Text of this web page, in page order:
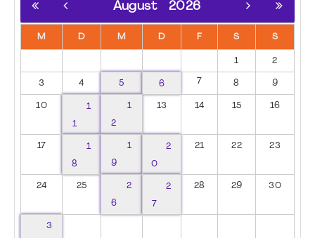
August 2026
M D M D F S S
1 2
3 4 5 6 7 8 9
10
1
1
1
2
13 14 15 16
17
1
8
1
9
2
0
21 22 23
24 25
2
6
2
7
28 29 30
3